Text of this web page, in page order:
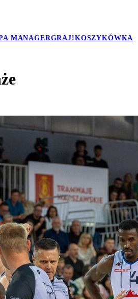
MANAGERGRAJ!KOSZYKÓWKA